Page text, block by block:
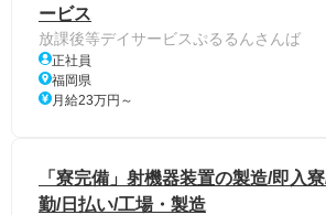
ービス
放課後等デイサービスぷるるんさんば
正社員
福岡県
月給23万円～
「寮完備」射機器装置の製造/即入
勤/日払い/工場・製造